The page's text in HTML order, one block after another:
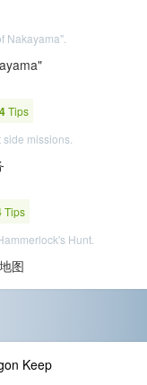
Nakayama".
4Tips
missions.
Tips
Hunt.
图
Keep